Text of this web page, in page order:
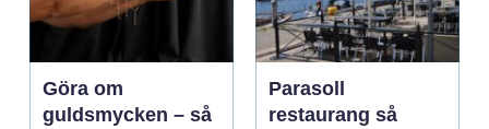
Göra om
guldsmycken – så
Parasoll
restaurang så